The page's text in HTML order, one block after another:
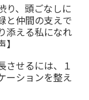
り、頭ごなしに
と仲間の支えで
添える私になれ
させるには、１
ーションを整え